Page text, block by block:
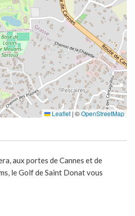
Leaflet |©OpenStreetMap
aux portes de Cannes et de
le Golf de Saint Donat vous